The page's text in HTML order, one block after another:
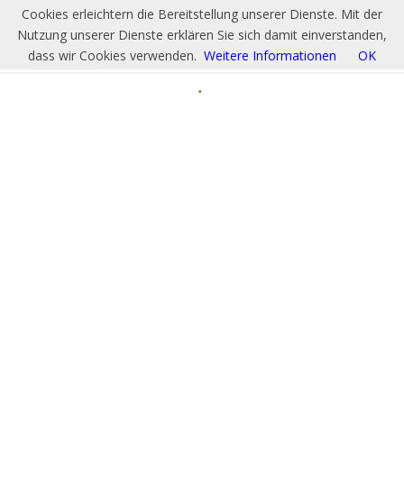
Cookies erleichtern die Bereitstellung unserer Dienste. Mit der
Nutzung unserer Dienste erklären Sie sich damit einverstanden,
dass wir Cookies verwenden. Weitere Informationen OK